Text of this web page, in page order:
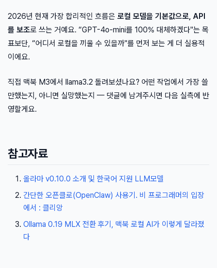
2026년 현재 가장 합리적인 흐름은 로컬 모델을 기본값으로, API
를 보조로 쓰는 거예요. “GPT-4o-mini를 100% 대체하겠다"는 목
표보단, “어디서 로컬을 끼울 수 있을까"를 먼저 보는 게 더 실용적
이에요.
직접 맥북 M3에서 llama3.2 돌려보셨나요? 어떤 작업에서 가장 쓸
만했는지, 아니면 실망했는지 — 댓글에 남겨주시면 다음 실측에 반
영할게요.
참고자료
올라마 v0.10.0 소개 및 한국어 지원 LLM모델
간단한 오픈클로(OpenClaw) 사용기. 비 프로그래머의 입장
에서 : 클리앙
Ollama 0.19 MLX 전환 후기, 맥북 로컬 AI가 이렇게 달라졌
다